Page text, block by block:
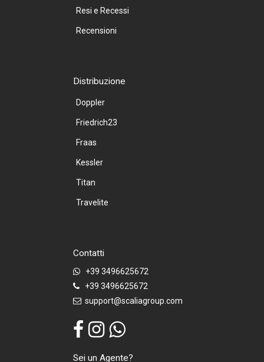
Resi e Recessi
Recensioni
Distribuzione
Doppler
Friedrich23
Fraas
Kessler
Titan
Travelite
Contatti
+39 3496625672
+39 3496625672
support@scaliagroup.com
Sei un Agente?